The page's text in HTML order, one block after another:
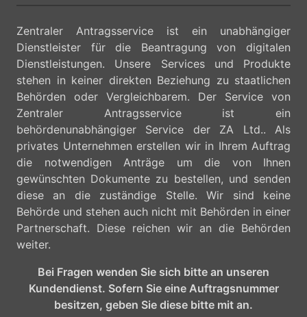
Zentraler Antragsservice ist ein unabhängiger
Dienstleister für die Beantragung von digitalen
Dienstleistungen. Unsere Services und Produkte
stehen in keiner direkten Beziehung zu staatlichen
Behörden oder Vergleichbarem. Der Service von
Zentraler Antragsservice ist ein
behördenunabhängiger Service der ZA Ltd.. Als
privates Unternehmen erstellen wir in Ihrem Auftrag
die notwendigen Anträge um die von Ihnen
gewünschten Dokumente zu bestellen, und senden
diese an die zuständige Stelle. Wir sind keine
Behörde und stehen auch nicht mit Behörden in einer
Partnerschaft. Diese reichen wir an die Behörden
weiter.
Bei Fragen wenden Sie sich bitte an unseren
Kundendienst. Sofern Sie eine Auftragsnummer
besitzen, geben Sie diese bitte mit an.